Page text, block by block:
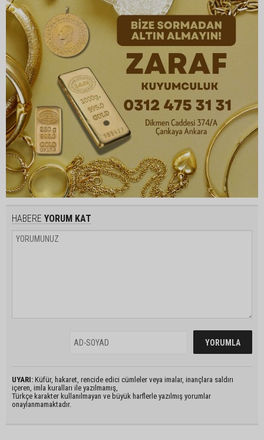
HABERE YORUM KAT
UYARI: Küfür, hakaret, rencide edici cümleler veya imalar, inançlara saldırı
içeren, imla kuralları ile yazılmamış,
Türkçe karakter kullanılmayan ve büyük harflerle yazılmış yorumlar
onaylanmamaktadır.